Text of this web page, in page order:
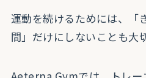
運動を続けるためには、「
間」だけにしないことも大